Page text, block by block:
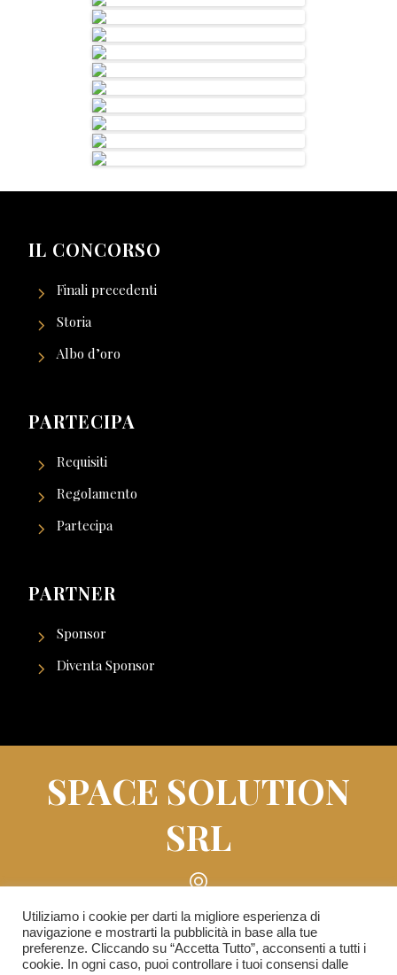
IL CONCORSO
Finali precedenti
Storia
Albo d’oro
PARTECIPA
Requisiti
Regolamento
Partecipa
PARTNER
Sponsor
Diventa Sponsor
Utiliziamo i cookie per darti la migliore esperienza di
navigazione e mostrarti la pubblicità in base alla tue
preferenze. Cliccando su “Accetta Tutto”, acconsenti a tutti i
cookie. In ogni caso, puoi controllare i tuoi consensi dalle
SPACE SOLUTION
SRL
Piazza Roberto Lepetit n° 8/10 - 20121 Milano
(MI)